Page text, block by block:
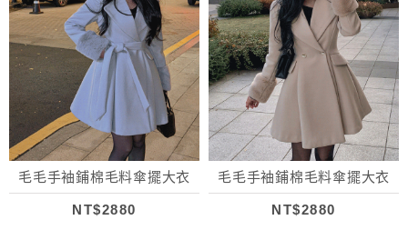
毛毛手袖鋪棉毛料傘擺大衣
NT$2880
毛毛手袖鋪棉毛料傘擺大衣
NT$2880